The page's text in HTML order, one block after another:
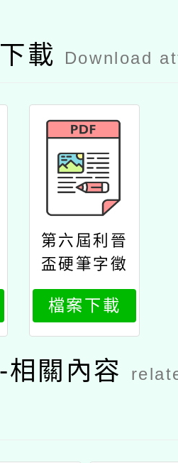
載 Download
第六屆利晉
盃硬筆字徵
件活動活動
規劃
檔案下載
關內容